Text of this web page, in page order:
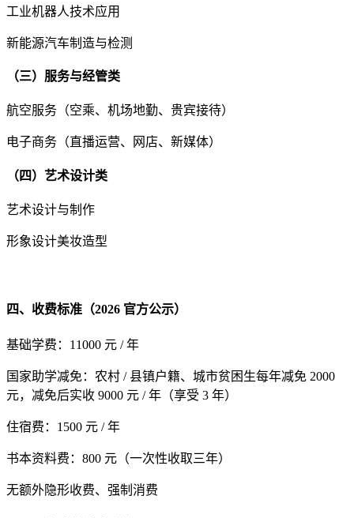
工业机器人技术应用
新能源汽车制造与检测
（三）服务与经管类
航空服务（空乘、机场地勤、贵宾接待）
电子商务（直播运营、网店、新媒体）
（四）艺术设计类
艺术设计与制作
形象设计美妆造型
四、收费标准（2026 官方公示）
基础学费：11000 元 / 年
国家助学减免：农村 / 县镇户籍、城市贫困生每年减免 2000
元，减免后实收 9000 元 / 年（享受 3 年）
住宿费：1500 元 / 年
书本资料费：800 元（一次性收取三年）
无额外隐形收费、强制消费